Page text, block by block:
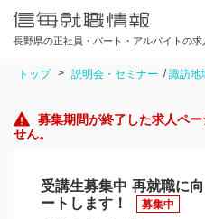
長野県の正社員・パート・アルバイトの求
トップ 説明会・セミナー 諏訪地
募集期間が終了した求人ペ
せん。
受講生募集中 再就職に
ートします！
募集中